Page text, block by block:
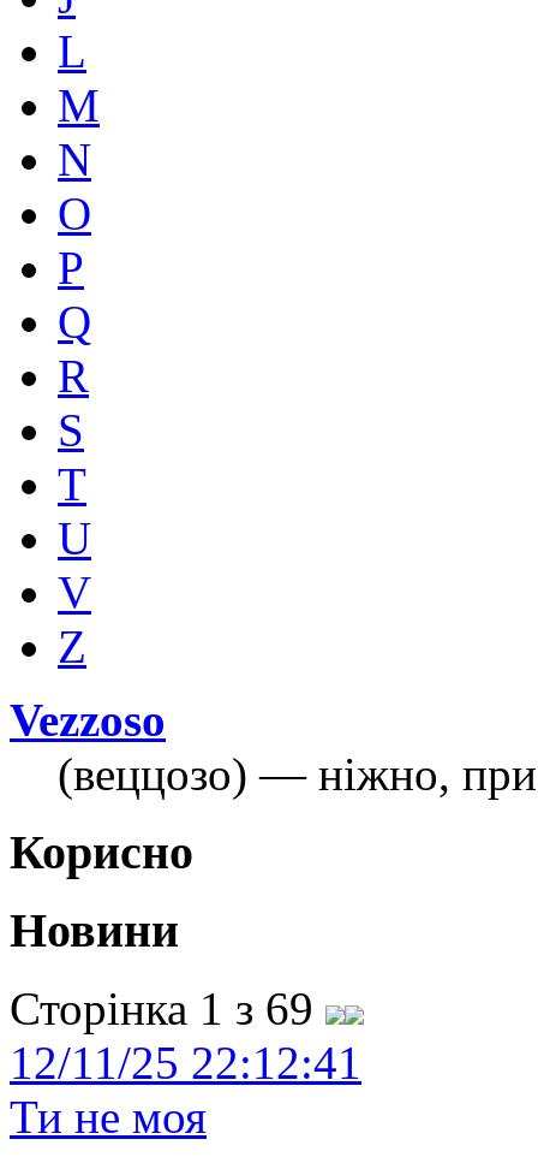
L
M
N
O
P
Q
R
S
T
U
V
Z
Vezzoso
(веццозо) — ніжно,
Корисно
Новини
Сторінка 1 з 69
12/11/25 22:12:41
Ти не моя